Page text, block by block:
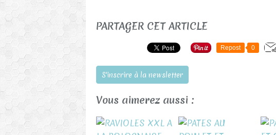
PARTAGER CET ARTICLE
Repost 0
S'inscrire à la newsletter
Vous aimerez aussi :